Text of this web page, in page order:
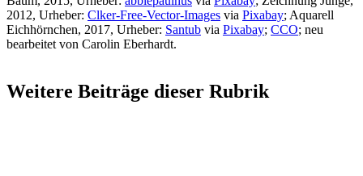
2012, Urheber: Clker-Free-Vector-Images via Pixabay; Aquarell
Eichhörnchen, 2017, Urheber: Santub via Pixabay; CCO; neu
bearbeitet von Carolin Eberhardt.
Weitere Beiträge dieser Rubrik